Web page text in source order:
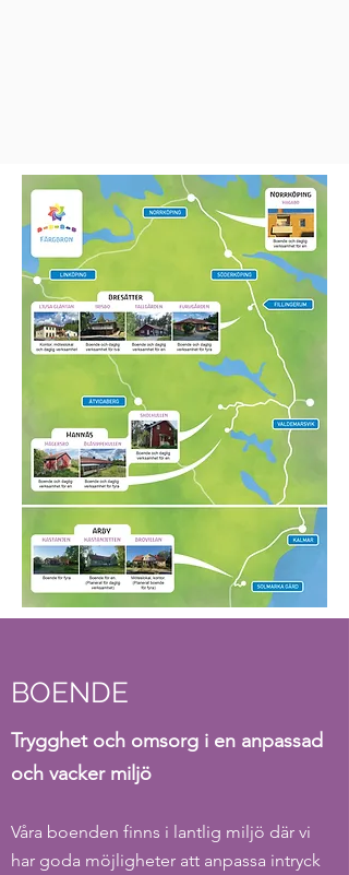
BOENDE
Trygghet och omsorg i en anpassad
och vacker miljö
Våra boenden finns i lantlig miljö där vi
har goda möjligheter att anpassa intryck